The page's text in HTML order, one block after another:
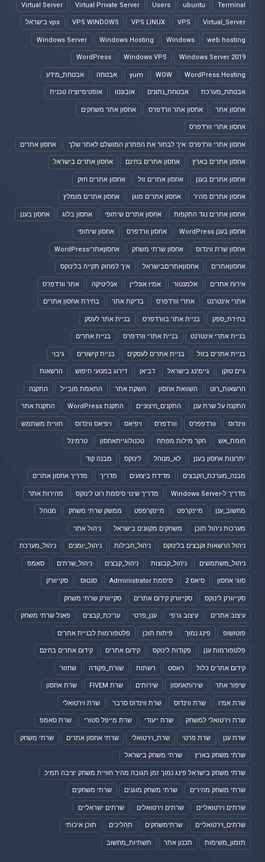
Terminal
ubuntu
Users
Virtual Private Server
Virtual Server
Virtual_Server
VPS
VPS LINUX
VPS WINDOWS vps בישראל
web hosting
Windows
Windows Hosting
Windows Server
Windows Server 2019
Windows VPS
WordPress
WordPress Hosting
WOW
yum אבטחה אבטחת_מידע
אבטחת_מערכת אבטחת_נתונים אובונטו אופטימיזציה טכנית
אחסון אתר אחסון אתר וורדפרס אחסון אתר משחקים
אחסון אתרי וורדפרס
אחסון אתרי וורדפרס: איך לבחור את הפתרון המושלם לאתר שלך אחסון אתרים
אחסון אתרים בארץ אחסון אתרים בחינם אחסון אתרים בישראל
אחסון אתרים בענן אחסון אתרים זול אחסון אתרים חזק
אחסון אתרים מהיר אחסון אתרים מוגן אחסון אתרים מומלץ
אחסון אתרים נגד התקפות אחסון אתרים שיתופי אחסון בלוג אחסון בענן
אחסון בענן WordPress אחסון וורדפרס אחסון שיתופי
אחסון שרת ווינדוס אחסון שרתי משחק אחסוןאתריWordPress
אחסוןאתרים אחסוןאתריםבישראל איך למחוק תקייה בלינוקס
אירוח אתרים אלמנטור אמיו אונליין אנליטיקה אתר וורדפרס
אתרי אינטרנט אתרי וורדפרס בדיקת אתר בחירת אחסון אתרים
בחירת_ספק בניית אתר בוורדפרס בניית אתר לעסק
בניית אתרי אינטרנט בניית אתרי וורדפרס בניית אתרים
בניית אתרים בזול בניית אתרים לעסקים בניית קישורים גיבוי
גיים טוקן גיימינג בישראל דביאן דירוג במנועי חיפוש הרשאות
הרשאות_רוט השוואת אחסון השקת אתר התאמת מובייל התקנה
התקנה על שרת ענן התקנים_חיצוניים התקנת WordPress התקנת אתר
ווינדוס וורדפפרס וורדפרס ויפיאס ויפיאס ווינדוס חוויית משתמש
חומת_אש חקר מילות מפתח טכנולוגייתאחסון טרמינל
יתרונות אחסון בענן לא_מנוהל לינוקס מבנה קוד
מבנה_מערכת_הקבצים מדידת ביצועים מדריך מדריך אחסון אתרים
מדריך ל-Windows Server מדריך שינוי סיסמת רוט לינוקס מהירות אתר
מחשוב_ענן מיינקרפט מיינקרפפט ממשק שרתי משחק מנוהל
מערכות ניהול תוכן משחקים מקוונים בישראל ניהול אתר
ניהול הרשאות וקבצים בלינוקס ניהול_חבילות ניהול_יומנים ניהול_מערכת
ניהול_משתמשים ניהול_קבוצות ניהול_קבצים ניהול_שרתים סאמפ
סוגי אחסון סיאס 2 סיסמת Administrator סנטוס סקייוורק
סקייוורק לינוקס סקייוורק קידום אתרים סקייוורק שרתי משחק
עיצוב אתרים עיצוב גרפי ענן_פרטי עריכת_קבצים פאנל שרתי משחק
פוטושופ פינג נמוך פיתוח תוכן פלטפורמות לבניית אתרים
פלטפורמות ענן פקודות לינוקס קידום אתרים קידום אתרים בחינם
קידום אתרים כלול ראסט רשתות שורת_פקודה שחזור
שיפור אתר שירותאחסון שירותים שרת FIVEM שרת אחסון
שרת אמיו שרת ווינדוס שרת ווינדוס סרבר שרת וירטואלי
שרת וירטואלי למשחק שרת ייעודי שרת מייפל סטורי שרת סאמפ
שרת ענן שרת פרטי שרת_וירטואלי שרתי אחסון אתרים שרתי משחק
שרתי משחק בארץ שרתי משחק בישראל
שרתי משחק בישראל פינג נמוך זמן תגובה מהיר חוויית משחק יציבה תמיכ
שרתי משחק מהירים שרתי משחק מוגנים שרתי משחקים
שרתים וירטואליים שרתים וירטואלים שרתים ישראליים
שרתים_וירטואליים שרתימשחקים תהליכים תוכן איכותי
תזמון_משימות תכנון אתר תשתיות_מחשוב